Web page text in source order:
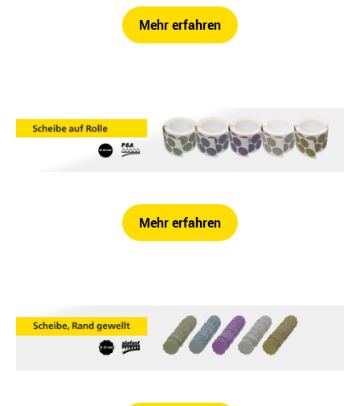
Mehr erfahren
Mehr erfahren